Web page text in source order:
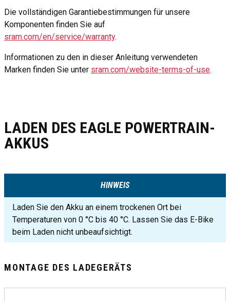
Die vollständigen Garantiebestimmungen für unsere
Komponenten finden Sie auf
sram.com/en/service/warranty.
Informationen zu den in dieser Anleitung verwendeten
Marken finden Sie unter sram.com/website-terms-of-use.
LADEN DES EAGLE POWERTRAIN-
AKKUS
HINWEIS
Laden Sie den Akku an einem trockenen Ort bei
Temperaturen von 0 °C bis 40 °C. Lassen Sie das E-Bike
beim Laden nicht unbeaufsichtigt.
MONTAGE DES LADEGERÄTS